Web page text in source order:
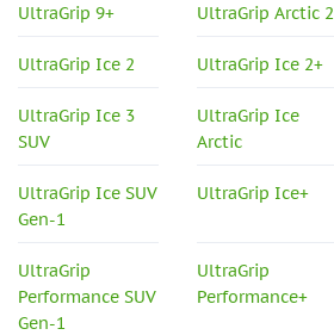
UltraGrip 9+ UltraGrip Arctic 2
UltraGrip Ice 2 UltraGrip Ice 2+
UltraGrip Ice 3
SUV
UltraGrip Ice
Arctic
UltraGrip Ice SUV
Gen-1
UltraGrip Ice+
UltraGrip
Performance SUV
Gen-1
UltraGrip
Performance+